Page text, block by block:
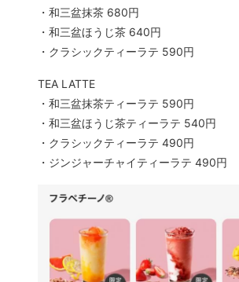
・和三盆抹茶 680円
・和三盆ほうじ茶 640円
・クラシックティーラテ 590円
TEA LATTE
・和三盆抹茶ティーラテ 590円
・和三盆ほうじ茶ティーラテ 540円
・クラシックティーラテ 490円
・ジンジャーチャイティーラテ 490円